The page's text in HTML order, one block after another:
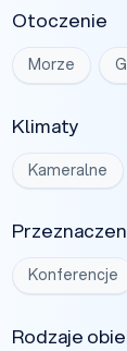
Otoczenie
Morze
Klimaty
Kameralne
Konferencje
Rodzaje